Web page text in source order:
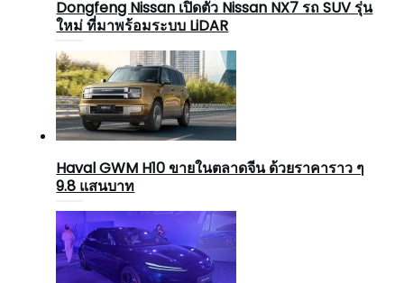
Dongfeng Nissan เปิดตัว Nissan NX7 รถ SUV รุ่น
ใหม่ ที่มาพร้อมระบบ LiDAR
Haval GWM H10 ขายในตลาดจีน ด้วยราคาราว ๆ
9.8 แสนบาท